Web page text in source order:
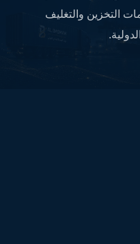
التخزين والتغليف